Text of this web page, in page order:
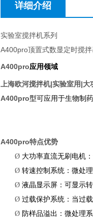
详细介绍
实验室搅拌机系列
A400pro顶置式数显定时搅拌
A400pro应用领域
上海欧河搅拌机|实验室用|大
A400pro型可应用于生物制
A400pro特点优势
Ø 大功率直流无刷电机
Ø 转速控制系统：微处
Ø 液晶显示屏：可显示
Ø 过载保护系统：当过
Ø 防样品溢出：微处理